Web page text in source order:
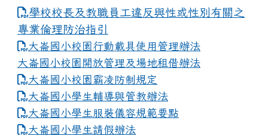
學校校長及教職員工違反與性或性別有關之
專業倫理防治指引
大崙國小校園行動載具使用管理辦法
大崙國小校園開放管理及場地租借辦法
大崙國小校園霸凌防制規定
大崙國小學生輔導與管教辦法
大崙國小學生服裝儀容規範要點
link to https://www.dles.tyc.edu.tw/uploads/
大崙國小學生請假辦法